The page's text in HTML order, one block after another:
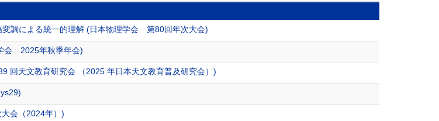
調による統一的理解 (日本物理学会 第80回年次大会)
会 2025年秋季年会)
回天文教育研究会 （2025 年日本天文教育普及研究会）)
会（2024年）)